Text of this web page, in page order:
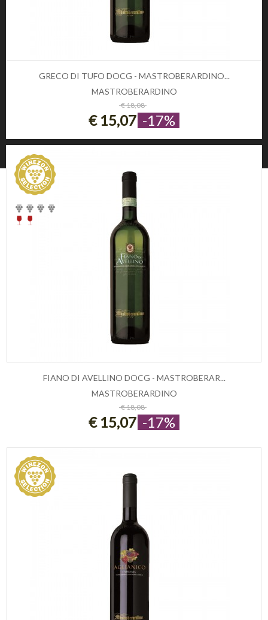
ESAURITO
GRECO DI TUFO DOCG - MASTROBERARDINO...
MASTROBERARDINO
€ 18,08
€ 15,07 -17%
ESAURITO
FIANO DI AVELLINO DOCG - MASTROBERAR...
MASTROBERARDINO
€ 18,08
€ 15,07 -17%
0